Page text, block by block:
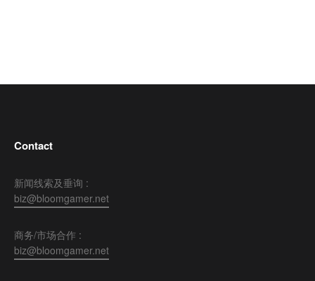
Contact
新闻线索及垂询 :
biz@bloomgamer.net
商务/市场合作 :
biz@bloomgamer.net